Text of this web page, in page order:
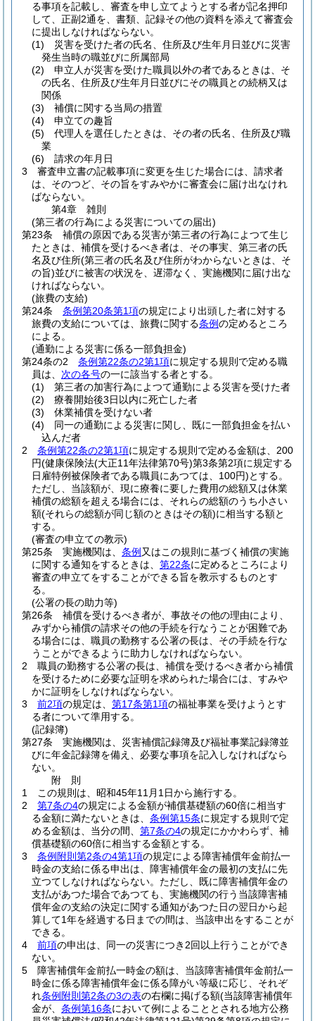
る事項を記載し、審査を申し立てようとする者が記名押印
して、正副2通を、書類、記録その他の資料を添えて審査会
に提出しなければならない。
(1)
災害を受けた者の氏名、住所及び生年月日並びに災害
発生当時の職並びに所属部局
(2)
申立人が災害を受けた職員以外の者であるときは、そ
の氏名、住所及び生年月日並びにその職員との続柄又は
関係
(3)
補償に関する当局の措置
(4)
申立ての趣旨
(5)
代理人を選任したときは、その者の氏名、住所及び職
業
(6)
請求の年月日
3
審査申立書の記載事項に変更を生じた場合には、請求者
は、そのつど、その旨をすみやかに審査会に届け出なけれ
ばならない。
第4章
雑則
(第三者の行為による災害についての届出)
第23条
補償の原因である災害が第三者の行為によつて生じ
たときは、補償を受けるべき者は、その事実、第三者の氏
名及び住所(第三者の氏名及び住所がわからないときは、そ
の旨)並びに被害の状況を、遅滞なく、実施機関に届け出な
ければならない。
(旅費の支給)
第24条
条例第20条第1項の規定により出頭した者に対する
旅費の支給については、旅費に関する条例の定めるところ
による。
(通勤による災害に係る一部負担金)
第24条の2
条例第22条の2第1項に規定する規則で定める職
員は、 次の各号の一に該当する者とする。
(1)
第三者の加害行為によつて通勤による災害を受けた者
(2)
療養開始後3日以内に死亡した者
(3)
休業補償を受けない者
(4)
同一の通勤による災害に関し、既に一部負担金を払い
込んだ者
2
条例第22条の2第1項に規定する規則で定める金額は、200
円(健康保険法(大正11年法律第70号)第3条第2項に規定する
日雇特例被保険者である職員にあつては、100円)とする。
ただし、当該額が、現に療養に要した費用の総額又は休業
補償の総額を超える場合には、それらの総額のうち小さい
額(それらの総額が同じ額のときはその額)に相当する額と
する。
(審査の申立ての教示)
第25条
実施機関は、 条例 又はこの規則に基づく補償の実施
に関する通知をするときは、 第22条に定めるところにより
審査の申立てをすることができる旨を教示するものとす
る。
(公署の長の助力等)
第26条
補償を受けるべき者が、事故その他の理由により、
みずから補償の請求その他の手続を行なうことが困難であ
る場合には、職員の勤務する公署の長は、その手続を行な
うことができるように助力しなければならない。
2
職員の勤務する公署の長は、補償を受けるべき者から補償
を受けるために必要な証明を求められた場合には、すみや
かに証明をしなければならない。
3
前2項の規定は、 第17条第1項の福祉事業を受けようとす
る者について準用する。
(記録簿)
第27条
実施機関は、災害補償記録簿及び福祉事業記録簿並
びに年金記録簿を備え、必要な事項を記入しなければなら
ない。
附 則
1
この規則は、昭和45年11月1日から施行する。
2
第7条の4の規定による金額が補償基礎額の60倍に相当す
る金額に満たないときは、 条例第15条に規定する規則で定
める金額は、当分の間、 第7条の4の規定にかかわらず、補
償基礎額の60倍に相当する金額とする。
3
条例附則第2条の4第1項の規定による障害補償年金前払一
時金の支給に係る申出は、障害補償年金の最初の支払に先
立つてしなければならない。 ただし、既に障害補償年金の
支払があつた場合であつても、実施機関の行う当該障害補
償年金の支給の決定に関する通知があつた日の翌日から起
算して1年を経過する日までの間は、当該申出をすることが
できる。
4
前項の申出は、同一の災害につき2回以上行うことができ
ない。
5
障害補償年金前払一時金の額は、当該障害補償年金前払一
時金に係る障害補償年金に係る障がい等級に応じ、それぞ
れ条例附則第2条の3の表の右欄に掲げる額(当該障害補償年
金が、 条例第16条において例によることとされる地方公務